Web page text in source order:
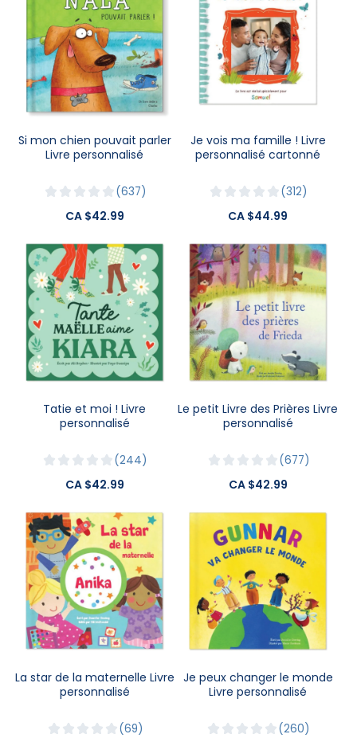
Si mon chien pouvait parler
Livre personnalisé
637
CA $42.99
Je vois ma famille ! Livre
personnalisé cartonné
312
CA $44.99
Tatie et moi ! Livre
personnalisé
244
CA $42.99
Le petit Livre des Prières Livre
personnalisé
677
CA $42.99
La star de la maternelle Livre
personnalisé
69
Je peux changer le monde
Livre personnalisé
260